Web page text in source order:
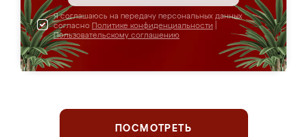
Я соглашаюсь на передачу персональных данных
согласно Политике конфиденциальности
Пользовательскому соглашению
ПОСМОТРЕТЬ